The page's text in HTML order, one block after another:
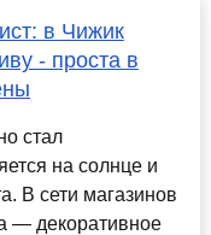
в Чижик
- проста в
стал
на солнце и
В сети магазинов
— декоративное